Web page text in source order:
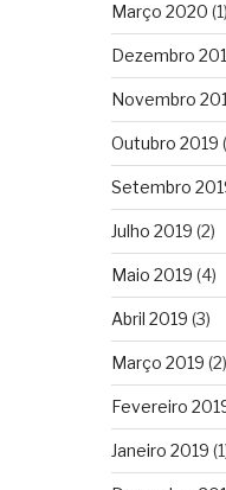
Março 2020 (1)
Dezembro
Novembro
Outubro 2019
Setembro
Julho 2019 (2)
Maio 2019 (4)
Abril 2019 (3)
Março 2019 (2)
Fevereiro
Janeiro 2019